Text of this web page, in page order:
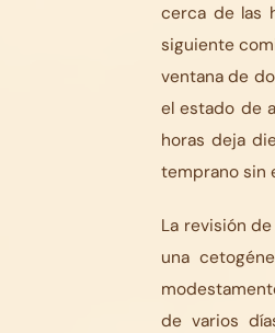
cerca de las
siguiente
ventana de
el estado de
horas deja
temprano sin
La revisión
una
de varios